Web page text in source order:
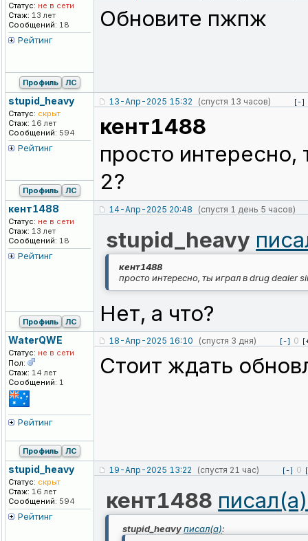
Статус: не в сети
Стаж: 13 лет
Сообщений: 18
Рейтинг
Обновите пжпж
Профиль ЛС
stupid_heavy
Статус: скрыт
Стаж: 16 лет
Сообщений: 594
Рейтинг
13-Апр-2025 15:32 (спустя 13 часов) [-]
кент1488
просто
2?
Профиль ЛС
кент1488
Статус: не в сети
Стаж: 13 лет
Сообщений: 18
Рейтинг
14-Апр-2025 20:48 (спустя 1 день 5 часов)
stupid_heavy
кент1488
просто интересно, ты играл в drug dealer
Нет, а что?
Профиль ЛС
WaterQWE
Статус: не в сети
Пол:
Стаж: 14 лет
Сообщений: 1
Рейтинг
18-Апр-2025 16:10 (спустя 3 дня) [-] 0
Стоит ждать
Профиль ЛС
stupid_heavy
Статус: скрыт
Стаж: 16 лет
Сообщений: 594
Рейтинг
19-Апр-2025 13:22 (спустя 21 час) [-] 0
кент1488 писал(а)
stupid_heavyписал(а):